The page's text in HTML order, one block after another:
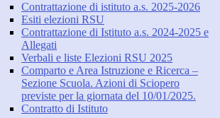
Contrattazione di istituto a.s. 2025-2026
Esiti elezioni RSU
Contrattazione di Istituto a.s. 2024-2025 e
Allegati
Verbali e liste Elezioni RSU 2025
Comparto e Area Istruzione e Ricerca –
Sezione Scuola. Azioni di Sciopero
previste per la giornata del 10/01/2025.
Contratto di Istituto